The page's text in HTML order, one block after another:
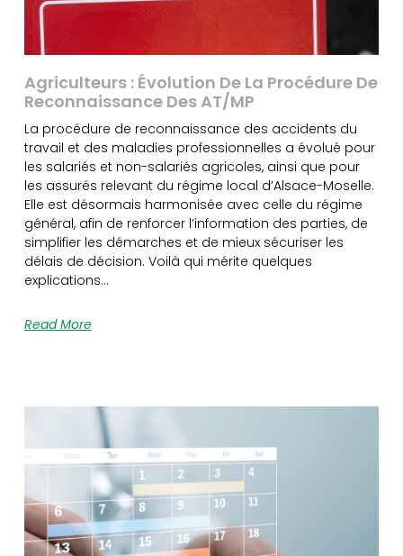
Agriculteurs : Évolution De La Procédure De
Reconnaissance Des AT/MP
La procédure de reconnaissance des accidents du
travail et des maladies professionnelles a évolué pour
les salariés et non-salariés agricoles, ainsi que pour
les assurés relevant du régime local d’Alsace-Moselle.
Elle est désormais harmonisée avec celle du régime
général, afin de renforcer l’information des parties, de
simplifier les démarches et de mieux sécuriser les
délais de décision. Voilà qui mérite quelques
explications…
Read More